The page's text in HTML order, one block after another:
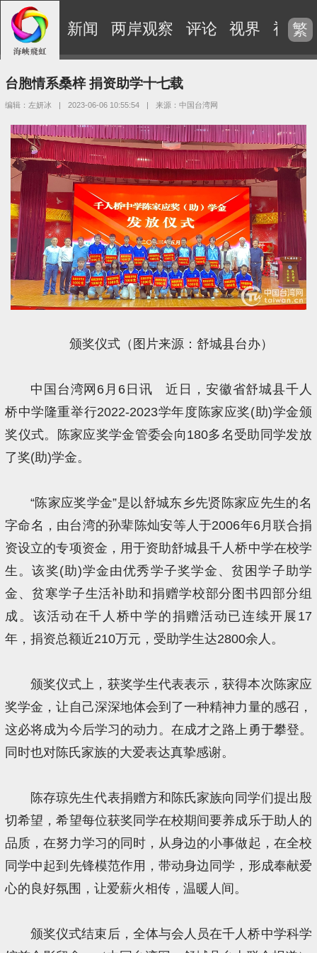
新闻 两岸观察 评论 视界 视频
繁
台胞情系桑梓 捐资助学十七载
编辑：左妍冰 | 2023-06-06 10:55:54 | 来源：中国台湾网
颁奖仪式（图片来源：舒城县台办）
中国台湾网6月6日讯 近日，安徽省舒城县千人
桥中学隆重举行2022-2023学年度陈家应奖(助)学金颁
奖仪式。陈家应奖学金管委会向180多名受助同学发放
了奖(助)学金。
“陈家应奖学金”是以舒城东乡先贤陈家应先生的名
字命名，由台湾的孙辈陈灿安等人于2006年6月联合捐
资设立的专项资金，用于资助舒城县千人桥中学在校学
生。该奖(助)学金由优秀学子奖学金、贫困学子助学
金、贫寒学子生活补助和捐赠学校部分图书四部分组
成。该活动在千人桥中学的捐赠活动已连续开展17
年，捐资总额近210万元，受助学生达2800余人。
颁奖仪式上，获奖学生代表表示，获得本次陈家应
奖学金，让自己深深地体会到了一种精神力量的感召，
这必将成为今后学习的动力。在成才之路上勇于攀登。
同时也对陈氏家族的大爱表达真挚感谢。
陈存琼先生代表捐赠方和陈氏家族向同学们提出殷
切希望，希望每位获奖同学在校期间要养成乐于助人的
品质，在努力学习的同时，从身边的小事做起，在全校
同学中起到先锋模范作用，带动身边同学，形成奉献爱
心的良好氛围，让爱薪火相传，温暖人间。
颁奖仪式结束后，全体与会人员在千人桥中学科学